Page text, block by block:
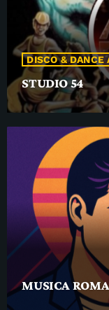
DISCO &
STUDIO 54
MUSICA